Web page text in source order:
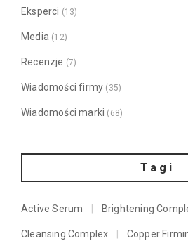
Eksperci (13)
Media (12)
Recenzje (7)
Wiadomości firmy (35)
Wiadomości marki (68)
Tagi
Active Serum Brightening
Cleansing Complex Copper